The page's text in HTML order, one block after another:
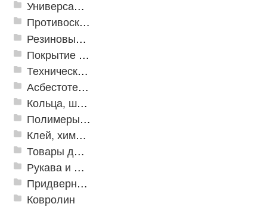
Универсальные модульные покрытия
Противоскользящая защита для лестниц, профили, ленты
Резиновые и ПВХ дорожки
Покрытие из резиновой крошки
Техническая резина
Асбестотехнические и теплоизоляционные материалы
Кольца, шайбы, манжеты
Полимеры и пластики
Клей, химия, сопутствующие товары
Товары для дома
Рукава и шланги промышленные
Придверные решетки
Ковролин